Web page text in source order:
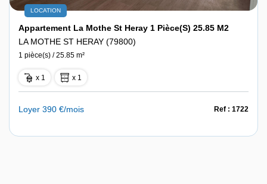
LOCATION
Appartement La Mothe St Heray 1 Pièce(s) 25.85 M2
LA MOTHE ST HERAY (79800)
1 pièce(s) / 25.85 m²
x 1 x 1
Loyer 390 €/mois Ref : 1722